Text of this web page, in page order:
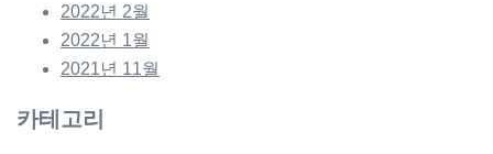
2022년 2월
2022년 1월
2021년 11월
카테고리